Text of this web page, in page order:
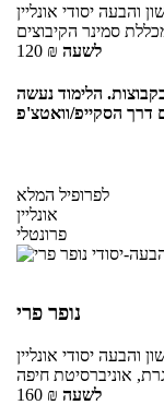
והבעה יסודי אונליין
סמינר הקיבוצים
120 ₪ לשעה
הלימוד נעשה
לפרופיל המלא
אונליין
פרונטלי
נופר פרי
והבעה יסודי אונליין
אוניברסיטת חיפה
160 ₪ לשעה